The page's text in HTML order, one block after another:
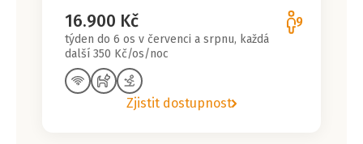
16.900 Kč
týden do 6 os v červenci a srpnu, každá
další 350 Kč/os/noc
9
Zjistit dostupnost